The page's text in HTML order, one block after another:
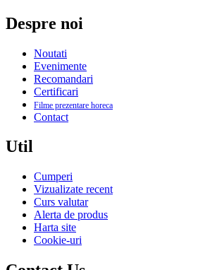
Despre noi
Noutati
Evenimente
Recomandari
Certificari
Filme prezentare horeca
Contact
Util
Cumperi
Vizualizate recent
Curs valutar
Alerta de produs
Harta site
Cookie-uri